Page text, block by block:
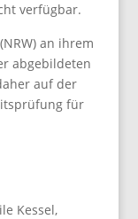
verfügbar.
an ihrem
abgebildeten
auf der
für
Kessel,